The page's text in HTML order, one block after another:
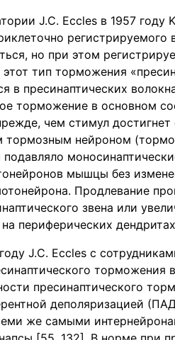
J.C. Eccles в 1957 году
но при этом
тип торможения
в пресинаптических
торможение в основном
чем стимул
нейроном
подавляло
мышцы без
Продлевание
звена или
периферических
J.C. Eccles с
торможения
пресинаптического
деполяризацией
же самыми